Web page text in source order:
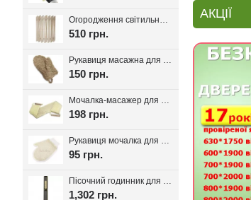
510 грн.
150 грн.
198 грн.
Рукавиця мочалка для лазні та хамаму двостороння з сизалі
95 грн.
Пісочний годинник для лазні Harvia Helmi Chocolate
1,302 грн.
АКЦІЇ